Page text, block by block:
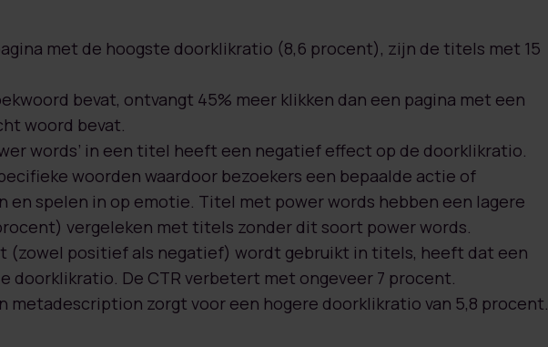
met de hoogste doorklikratio (8,6 procent), zijn de titels met 15
bevat, ontvangt 45% meer klikken dan een pagina met een
woord bevat.
words’ in een titel heeft een negatief effect op de doorklikratio.
woorden waardoor bezoekers een bepaalde actie of
en spelen in op emotie. Titel met power words hebben een lagere
vergeleken met titels zonder dit soort power words.
(zowel positief als negatief) wordt gebruikt in titels, heeft dat een
doorklikratio. De CTR verbetert met ongeveer 7 procent.
metadescription zorgt voor een hogere doorklikratio van 5,8 procent.